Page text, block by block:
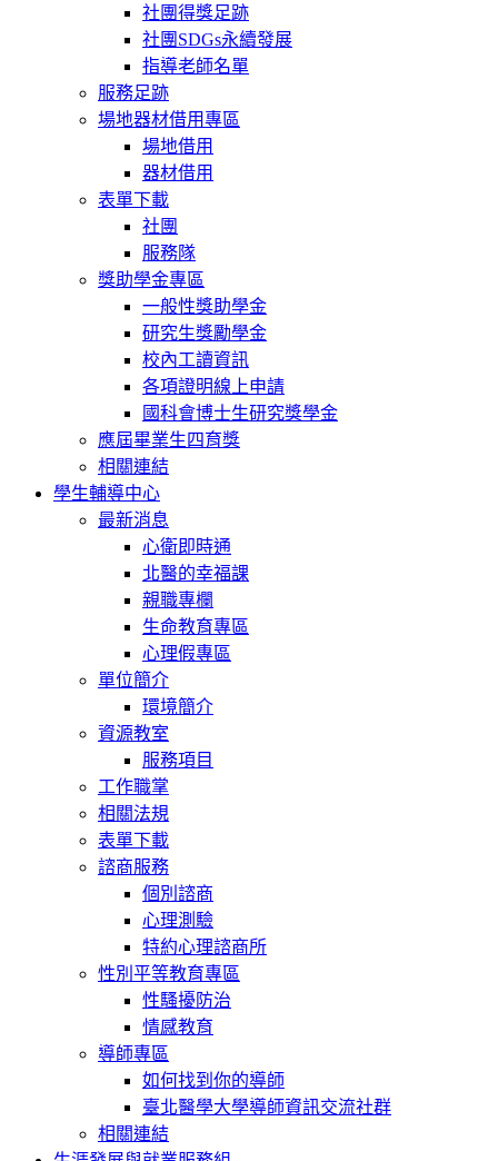
社團得獎足跡
社團SDGs永續發展
指導老師名單
服務足跡
場地器材借用專區
場地借用
器材借用
表單下載
社團
服務隊
獎助學金專區
一般性獎助學金
研究生獎勵學金
校內工讀資訊
各項證明線上申請
國科會博士生研究獎學金
應屆畢業生四育獎
相關連結
學生輔導中心
最新消息
心衛即時通
北醫的幸福課
親職專欄
生命教育專區
心理假專區
單位簡介
環境簡介
資源教室
服務項目
工作職掌
相關法規
表單下載
諮商服務
個別諮商
心理測驗
特約心理諮商所
性別平等教育專區
性騷擾防治
情感教育
導師專區
如何找到你的導師
臺北醫學大學導師資訊交流社群
相關連結